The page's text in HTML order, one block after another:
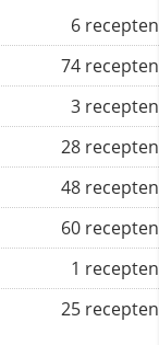
6 recepten
74 recepten
3 recepten
28 recepten
48 recepten
60 recepten
1 recepten
25 recepten